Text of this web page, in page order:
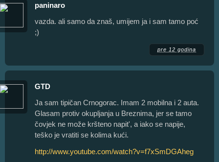
paninaro
vazda. ali samo da znaš, umijem ja i sam tamo poć
;)
pre 12 godina
GTD
Ja sam tipičan Crnogorac. Imam 2 mobilna i 2 auta.
Glasam protiv okupljanja u Breznima, jer se tamo
čovjek ne može kršteno napit', a iako se napije,
teško je vratiti se kolima kući.
http://www.youtube.com/watch?v=f7xSmDGAheg